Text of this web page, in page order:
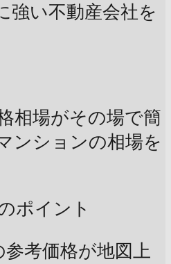
強い不動産会社を
相場がその場で簡
ンションの相場を
ポイント
考価格が地図上